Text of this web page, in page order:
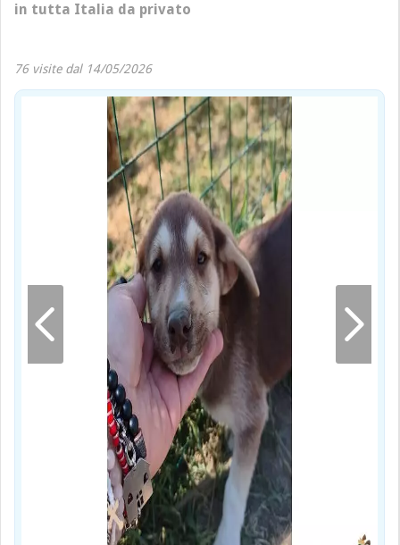
in tutta Italia da privato
76 visite dal 14/05/2026